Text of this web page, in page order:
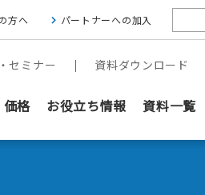
方へ パートナーへの加入
セミナー 資料ダウンロード
価格 お役立ち情報 資料一覧